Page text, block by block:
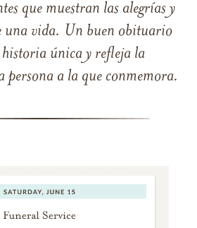
que muestran las alegrías y
una vida. Un buen obituario
única y refleja la
persona a la que conmemora.